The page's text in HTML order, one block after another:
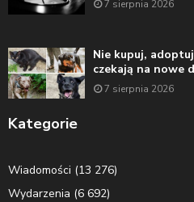
7 sierpnia 2026
Nie kupuj,
czekają na nowe
7 sierpnia 2026
Kategorie
Wiadomości (13 276)
Wydarzenia (6 692)